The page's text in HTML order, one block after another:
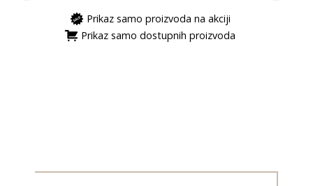
Prikaz samo proizvoda na akciji
Prikaz samo dostupnih proizvoda